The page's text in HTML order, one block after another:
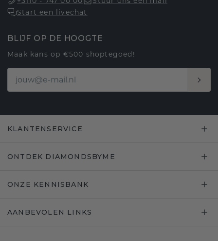
Start een livechat
BLIJF OP DE HOOGTE
Maak kans op €500 shoptegoed!
KLANTENSERVICE
ONTDEK DIAMONDSBYME
ONZE KENNISBANK
AANBEVOLEN LINKS